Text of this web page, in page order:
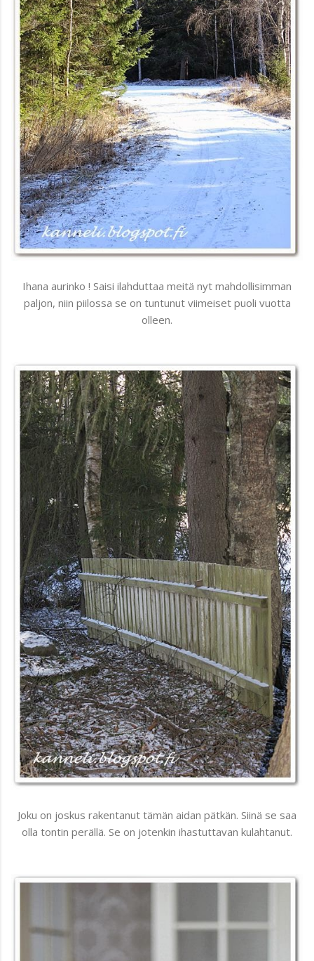
Ihana aurinko ! Saisi ilahduttaa meitä nyt mahdollisimman
paljon, niin piilossa se on tuntunut viimeiset puoli vuotta
olleen.
Joku on joskus rakentanut tämän aidan pätkän. Siinä se saa
olla tontin perällä. Se on jotenkin ihastuttavan kulahtanut.